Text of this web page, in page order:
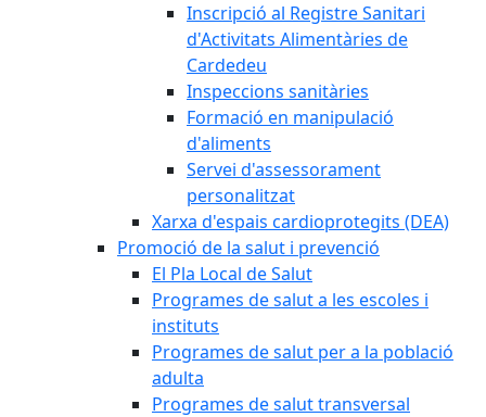
Inscripció al Registre Sanitari
d'Activitats Alimentàries de
Cardedeu
Inspeccions sanitàries
Formació en manipulació
d'aliments
Servei d'assessorament
personalitzat
Xarxa d'espais cardioprotegits (DEA)
Promoció de la salut i prevenció
El Pla Local de Salut
Programes de salut a les escoles i
instituts
Programes de salut per a la població
adulta
Programes de salut transversal